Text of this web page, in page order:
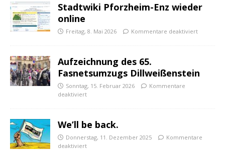
Stadtwiki Pforzheim-Enz wieder
online
Freitag, 8. Mai 2026 Kommentare deaktiviert
Aufzeichnung des 65.
Fasnetsumzugs Dillweißenstein
Sonntag, 15. Februar 2026
Kommentare
deaktiviert
We’ll be back.
Donnerstag, 11. Dezember 2025
Kommentare
deaktiviert